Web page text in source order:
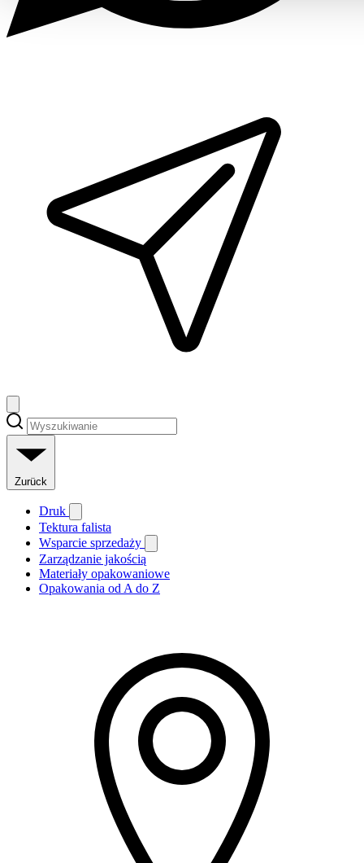
Zurück
Druk
Tektura falista
Wsparcie sprzedaży
Zarządzanie jakością
Materiały opakowaniowe
Opakowania od A do Z